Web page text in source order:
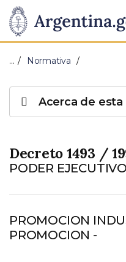
Presidencia
de
Nación
Pasar al contenido
… Normativa
Decreto 1493 /
PODER
PROMOCION
PROMOCION -
Acerca de esta